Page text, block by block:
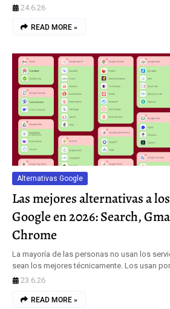
24.6.26
READ MORE »
Alternativas Google
Las mejores alternativas a
Google en 2026: Search,
Chrome
La mayoría de las personas no usan los
sean los mejores técnicamente. Los usan
23.6.26
READ MORE »